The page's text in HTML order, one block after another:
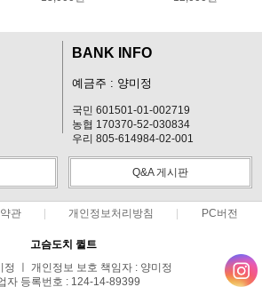
BANK INFO
예금주 : 양미정
국민 601501-01-002719
농협 170370-52-030834
우리 805-614984-02-001
Q&A 게시판
관 개인정보처리방침 PC버전
고슴도치 퀼트
정 ㅣ 개인정보 보호 책임자 : 양미정
자 등록번호 : 124-14-89399